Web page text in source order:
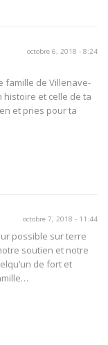
octobre 6, 2018 - 8:24
famille de Villenave-
histoire et celle de ta
et pries pour ta
octobre 7, 2018 - 11:44
possible sur terre
soutien et notre
de fort et